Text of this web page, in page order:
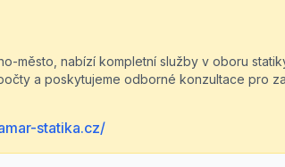
město, nabízí kompletní služby v oboru
a poskytujeme odborné konzultace pro
statika.cz/